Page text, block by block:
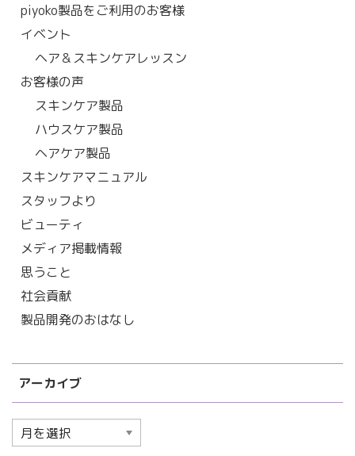
piyoko製品をご利用のお客様
イベント
ヘア＆スキンケアレッスン
お客様の声
スキンケア製品
ハウスケア製品
ヘアケア製品
スキンケアマニュアル
スタッフより
ビューティ
メディア掲載情報
思うこと
社会貢献
製品開発のおはなし
アーカイブ
ア
ー